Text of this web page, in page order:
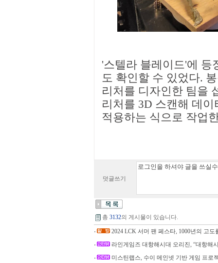
'스텔라 블레이드'에 등
도 확인할 수 있었다.
리처를 디자인한 팀을
리처를 3D 스캔해 데
적용하는 식으로 작업
덧글쓰기
총 3132의 게시물이 있습니다.
2024 LCK 서머 팬 페스타, 1000년의 고
라인게임즈 대항해시대 오리진, “대항해
미스틴랩스, 수이 메인넷 기반 게임 프로